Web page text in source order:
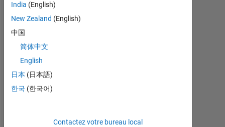
Thankful Level 1
01 Jan 2020
19 Dec 2019
India (English)
New Zealand (English)
中国
简体中文
English
日本 (日本語)
한국 (한국어)
Contactez votre bureau local